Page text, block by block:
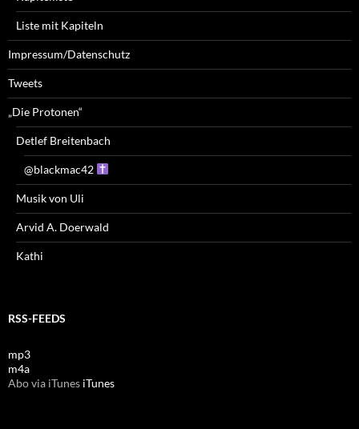
Liste mit Kapiteln
Impressum/Datenschutz
Tweets
„Die Protonen“
Detlef Breitenbach
@blackmac42
Musik von Uli
Arvid A. Doerwald
Kathi
RSS-FEEDS
mp3
m4a
Abo via iTunes iTunes